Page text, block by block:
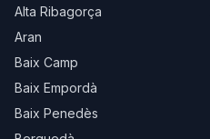
Alta Ribagorça
Aran
Baix Camp
Baix Empordà
Baix Penedès